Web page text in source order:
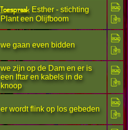
Toespraak Esther - stichting
Plant een Olijfboom
we gaan even bidden
we zijn op de Dam en er is
een Iftar en kabels in de
knoop
er wordt flink op los gebeden